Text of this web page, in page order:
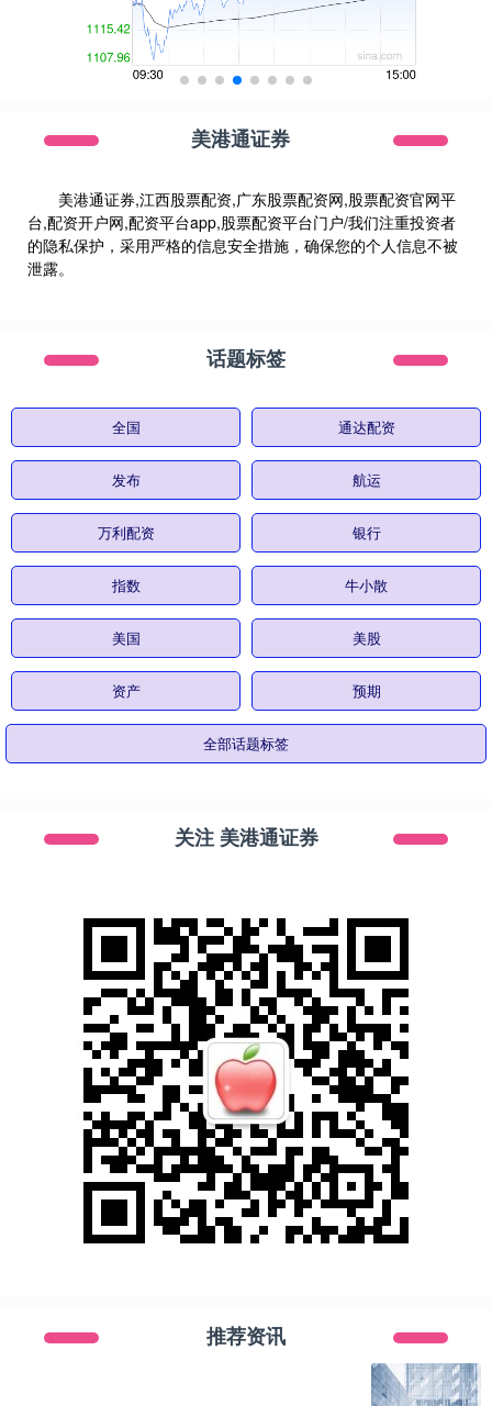
美港通证券
美港通证券,江西股票配资,广东股票配资网,股票配资官网平
台,配资开户网,配资平台app,股票配资平台门户/我们注重投资者
的隐私保护，采用严格的信息安全措施，确保您的个人信息不被
泄露。
话题标签
全国 通达配资
发布 航运
万利配资 银行
指数 牛小散
美国 美股
资产 预期
全部话题标签
关注 美港通证券
推荐资讯